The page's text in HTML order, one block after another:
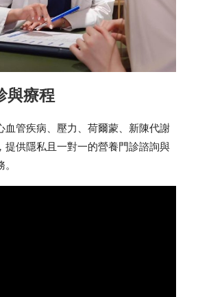
與療程
血管疾病、壓力、荷爾蒙、新陳代謝
提供隱私且一對一的營養門診諮詢與